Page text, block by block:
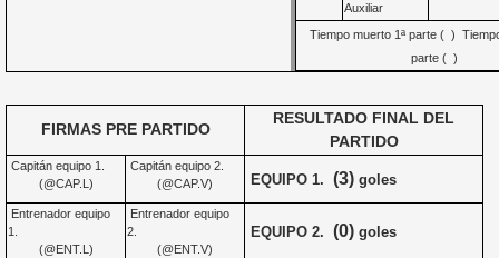
Auxiliar
Tiempo muerto 1ª parte ( )
parte ( )
FIRMAS PRE PARTIDO
RESULTADO FINAL DEL
PARTIDO
Capitán equipo 1.
(@CAP.L)
Capitán equipo 2.
(@CAP.V)
EQUIPO 1. (3) goles
Entrenador equipo
1.
(@ENT.L)
Entrenador equipo
2.
(@ENT.V)
EQUIPO 2. (0) goles